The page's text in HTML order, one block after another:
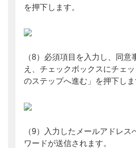
を押下します。
（8）必須項目を入力し、同意
え、チェックボックスにチェ
のステップへ進む」を押下しま
（9）入力したメールアドレス
ワードが送信されます。